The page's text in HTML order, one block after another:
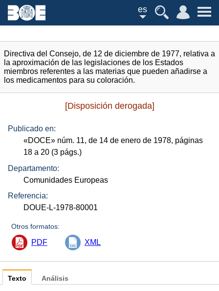
es
Directiva del Consejo, de 12 de diciembre de 1977, relativa a
la aproximación de las legislaciones de los Estados
miembros referentes a las materias que pueden añadirse a
los medicamentos para su coloración.
[Disposición derogada]
Publicado en:
«DOCE» núm. 11, de 14 de enero de 1978, páginas
18 a 20 (3 págs.)
Departamento:
Comunidades Europeas
Referencia:
DOUE-L-1978-80001
Otros formatos:
PDF XML
Texto Análisis